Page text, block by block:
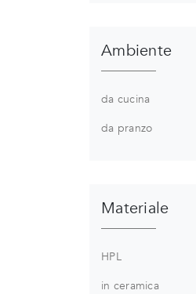
Ambiente
da cucina
da pranzo
Materiale
HPL
in ceramica